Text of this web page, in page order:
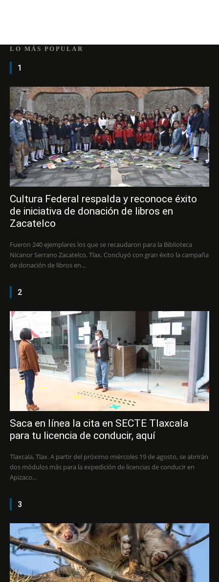
LO MÁS POPULAR
1
Cultura Federal respalda y reconoce éxito
de iniciativa de donación de libros en
Zacatelco
Fueron 240 ejemplares los que se recaudaron para la Biblioteca
Nicanor Serrano Zacatelco, Tlax. Concluyó con gran éxito la campaña
de donación de libros en...
2
Saca en línea la cita en SECTE Tlaxcala
para tu licencia de conducir, aquí
Tlaxcala, Tlax. A partir del próximo miércoles 19 de agosto, se abrirán
dos módulos más para la expedición de licencias de conducir en
Apizaco...
3